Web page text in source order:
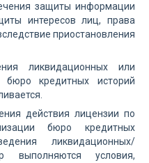
защиты информации
интересов лиц, права
приостановления
ликвидационных или
бюро кредитных историй
действия лицензии по
бюро кредитных
ликвидационных/
выполняются условия,